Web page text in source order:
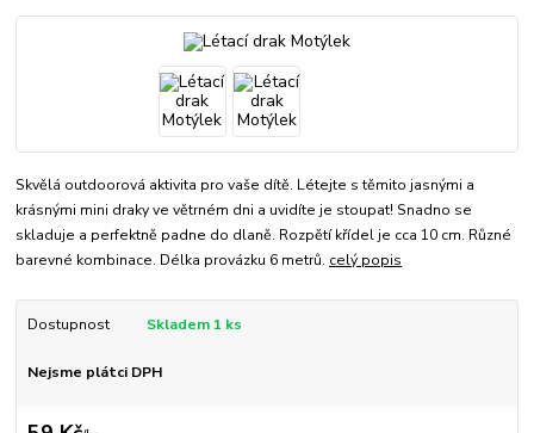
Skvělá outdoorová aktivita pro vaše dítě. Létejte s těmito jasnými a
krásnými mini draky ve větrném dni a uvidíte je stoupat! Snadno se
skladuje a perfektně padne do dlaně. Rozpětí křídel je cca 10 cm. Různé
barevné kombinace. Délka provázku 6 metrů. celý popis
Dostupnost Skladem 1 ks
Nejsme plátci DPH